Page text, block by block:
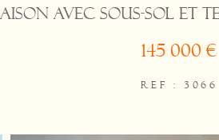
avec sous-sol et
145 000 €
REF : 3066